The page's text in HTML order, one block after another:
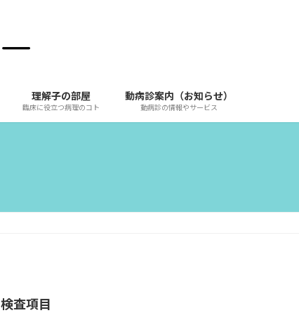
理解子の部屋
臨床に役立つ病理のコト
動病診案内（お知らせ）
動病診の情報やサービス
検査項目